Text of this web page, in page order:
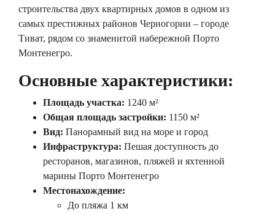
строительства двух квартирных домов в одном из
самых престижных районов Черногории – городе
Тиват, рядом со знаменитой набережной Порто
Монтенегро.
Основные характеристики:
Площадь участка: 1240 м²
Общая площадь застройки: 1150 м²
Вид: Панорамный вид на море и город
Инфраструктура: Пешая доступность до
ресторанов, магазинов, пляжей и яхтенной
марины Порто Монтенегро
Местонахождение:
До пляжа 1 км